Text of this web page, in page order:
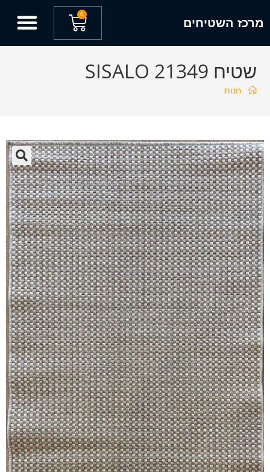
מרכז השטיחים
0
שטיח SISALO 21349
חנות
🔍